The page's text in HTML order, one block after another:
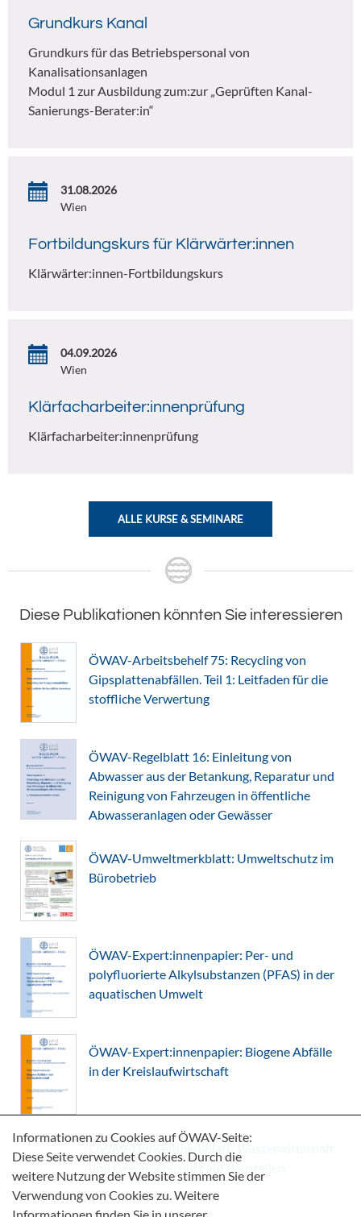
Grundkurs Kanal
Grundkurs für das Betriebspersonal von
Kanalisationsanlagen
Modul 1 zur Ausbildung zum:zur „Geprüften Kanal-
Sanierungs-Berater:in“
31.08.2026
Wien
Fortbildungskurs für Klärwärter:innen
Klärwärter:innen-Fortbildungskurs
04.09.2026
Wien
Klärfacharbeiter:innenprüfung
Klärfacharbeiter:innenprüfung
ALLE KURSE & SEMINARE
Diese Publikationen könnten Sie interessieren
ÖWAV-Arbeitsbehelf 75: Recycling von
Gipsplattenabfällen. Teil 1: Leitfaden für die
stoffliche Verwertung
ÖWAV-Regelblatt 16: Einleitung von
Abwasser aus der Betankung, Reparatur und
Reinigung von Fahrzeugen in öffentliche
Abwasseranlagen oder Gewässer
ÖWAV-Umweltmerkblatt: Umweltschutz im
Bürobetrieb
ÖWAV-Expert:innenpapier: Per- und
polyfluorierte Alkylsubstanzen (PFAS) in der
aquatischen Umwelt
ÖWAV-Expert:innenpapier: Biogene Abfälle
in der Kreislaufwirtschaft
Informationen zu Cookies auf ÖWAV-Seite:
Diese Seite verwendet Cookies. Durch die
weitere Nutzung der Website stimmen Sie der
Verwendung von Cookies zu. Weitere